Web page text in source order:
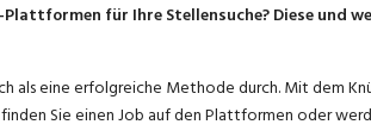
für Ihre Stellensuche? Diese und
als eine erfolgreiche Methode durch. Mit dem
Sie einen Job auf den Plattformen oder